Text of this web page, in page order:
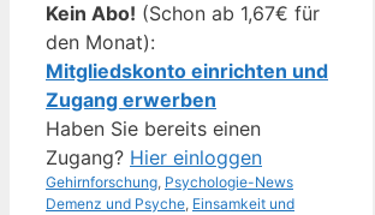
Kein Abo! (Schon ab 1,67€ für
den Monat):
Mitgliedskonto einrichten und
Zugang erwerben
Haben Sie bereits einen
Zugang? Hier einloggen
Kategorien
Gehirnforschung, Psychologie-NewsSchlagwörter
Demenz und Psyche, Einsamkeit und